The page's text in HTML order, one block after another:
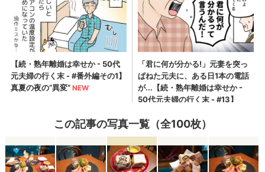
この記事の写真一覧（全100枚）